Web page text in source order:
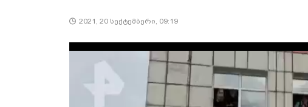
2021, 20 სექტემბერი, 09:19